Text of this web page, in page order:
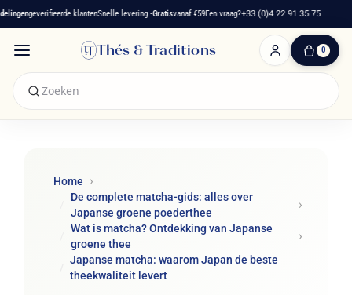
geverifieerde klantenSnelle levering -Gratisvanaf €59Een vraag?+33 (0)4 22 91 35 75
Thés & Traditions 0
0
Home
De complete matcha-gids: alles over
Japanse groene poederthee
Wat is matcha? Ontdekking van Japanse
groene thee
Japanse matcha: waarom Japan de beste
theekwaliteit levert